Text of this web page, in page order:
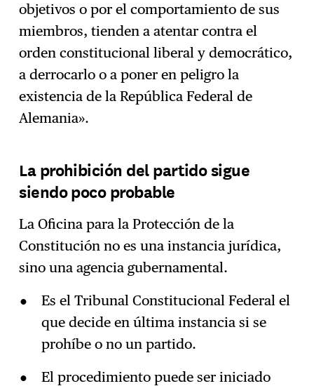
objetivos o por el comportamiento de sus
miembros, tienden a atentar contra el
orden constitucional liberal y democrático,
a derrocarlo o a poner en peligro la
existencia de la República Federal de
Alemania».
La prohibición del partido sigue
siendo poco probable
La Oficina para la Protección de la
Constitución no es una instancia jurídica,
sino una agencia gubernamental.
Es el Tribunal Constitucional Federal el
que decide en última instancia si se
prohíbe o no un partido.
El procedimiento puede ser iniciado